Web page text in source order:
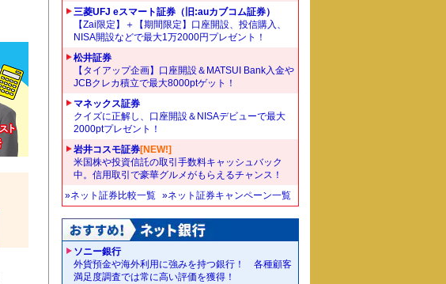
三菱UFJ eスマート証券（旧:auカブコム証券）
【Zai限定】＋【期間限定】口座開設、投信購入、
NISA開設などで最大1万2000円プレゼント！
松井証券
【タイアップ企画】口座開設＆MATSUI Bank入金や
JCBクレカ積立で最大8000ptゲット！
マネックス証券
クイズに正解し、口座開設＆NISAデビューで最大
2000ptプレゼント！
岩井コスモ証券[NEW!]
米国株や投資信託の取引手数料キャッシュバック
中。信用取引で豪華グルメがもらえるチャンス！
»ネット証券比較一覧 »ネット証券キャンペーン一覧
ソニー銀行
外貨預金や海外利用に強みを持つ銀行！ 各種顧客
満足度調査では常に高い評価を獲得！